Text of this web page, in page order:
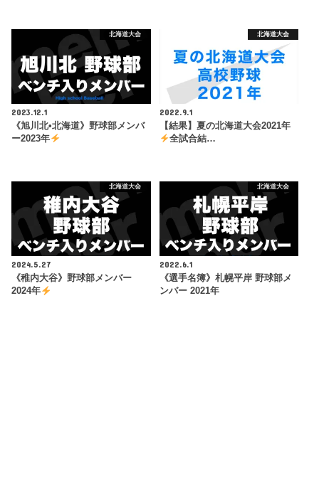
北海道大会
2023.12.1
《旭川北•北海道》野球部メンバ
ー2023年
北海道大会
2022.9.1
【結果】夏の北海道大会2021年
全試合結…
北海道大会
2024.5.27
《稚内大谷》野球部メンバー
2024年
北海道大会
2022.6.1
《選手名簿》札幌平岸 野球部メ
ンバー 2021年